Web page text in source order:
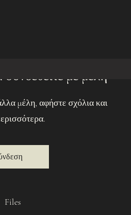
συνδεθείτε με μέλη
μέλη, αφήστε σχόλια και
Files